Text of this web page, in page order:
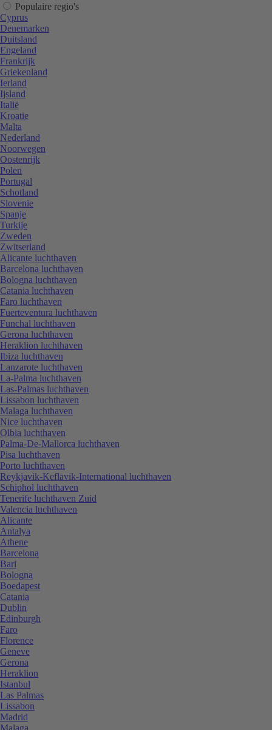
Populaire regio's
Cyprus
Denemarken
Duitsland
Engeland
Frankrijk
Griekenland
Ierland
Ijsland
Italië
Kroatie
Malta
Nederland
Noorwegen
Oostenrijk
Polen
Portugal
Schotland
Slovenie
Spanje
Turkije
Zweden
Zwitserland
Alicante luchthaven
Barcelona luchthaven
Bologna luchthaven
Catania luchthaven
Faro luchthaven
Fuerteventura luchthaven
Funchal luchthaven
Gerona luchthaven
Heraklion luchthaven
Ibiza luchthaven
Lanzarote luchthaven
La-Palma luchthaven
Las-Palmas luchthaven
Lissabon luchthaven
Malaga luchthaven
Nice luchthaven
Olbia luchthaven
Palma-De-Mallorca luchthaven
Pisa luchthaven
Porto luchthaven
Reykjavik-Keflavik-International luchthaven
Schiphol luchthaven
Tenerife luchthaven Zuid
Valencia luchthaven
Alicante
Antalya
Athene
Barcelona
Bari
Bologna
Boedapest
Catania
Dublin
Edinburgh
Faro
Florence
Geneve
Gerona
Heraklion
Istanbul
Las Palmas
Lissabon
Madrid
Malaga